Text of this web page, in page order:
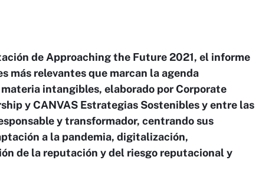
de Approaching the Future 2021, el informe
más relevantes que marcan la agenda
intangibles, elaborado por Corporate
y CANVAS Estrategias Sostenibles y entre las
y transformador, centrando sus
a la pandemia, digitalización,
de la reputación y del riesgo reputacional y